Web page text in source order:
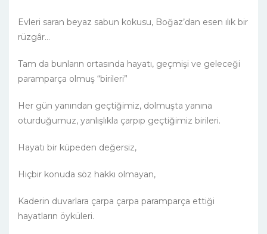
Evleri saran beyaz sabun kokusu, Boğaz’dan esen ılık bir
rüzgâr…
Tam da bunların ortasında hayatı, geçmişi ve geleceği
paramparça olmuş “birileri”
Her gün yanından geçtiğimiz, dolmuşta yanına
oturduğumuz, yanlışlıkla çarpıp geçtiğimiz birileri.
Hayatı bir küpeden değersiz,
Hiçbir konuda söz hakkı olmayan,
Kaderin duvarlara çarpa çarpa paramparça ettiği
hayatların öyküleri.